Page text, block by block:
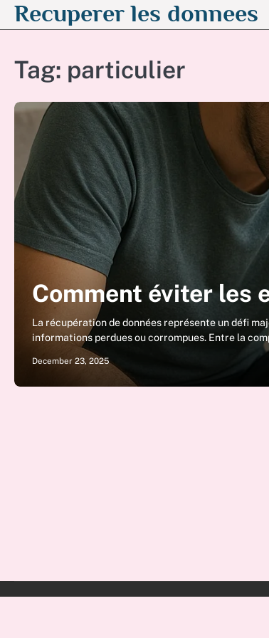
SkipRecuperer les donnees
Tag: particulier
Comment éviter les
La récupération de données représente un défi
informations perdues ou corrompues. Entre la
December 23, 2025